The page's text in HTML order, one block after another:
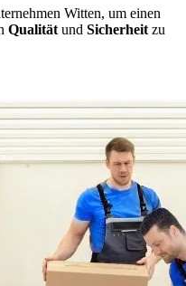
Witten, um einen
Qualität und Sicherheit zu